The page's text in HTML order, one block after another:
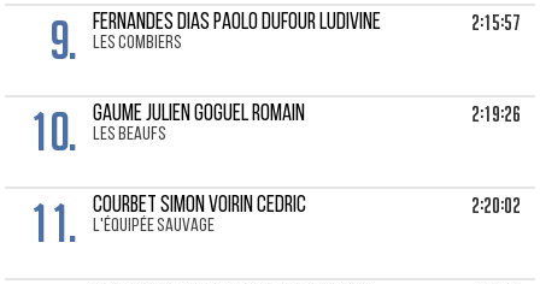
9. FERNANDES DIAS PAOLO Dufour Ludivine
Les combiers
2:15:57
10. GAUME JULIEN Goguel Romain
Les beaufs
2:19:26
11. COURBET SIMON Voirin Cedric
l'équipée sauvage
2:20:02